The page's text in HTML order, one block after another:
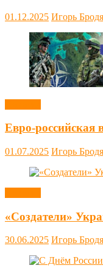
01.12.2025 Игорь
Евро-российская
01.07.2025 Игорь
«Создатели»
30.06.2025 Игорь